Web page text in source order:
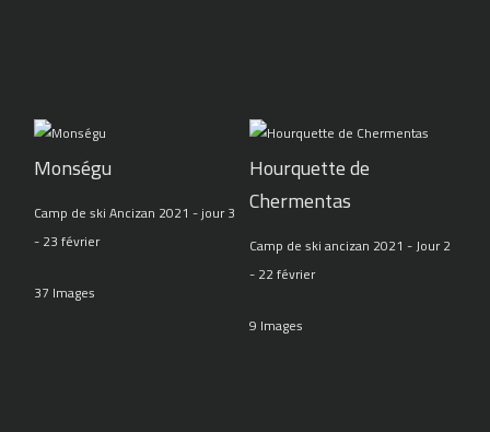
Monségu
Camp de ski Ancizan 2021 - jour 3
- 23 février
37 Images
Hourquette de
Chermentas
Camp de ski ancizan 2021 - Jour 2
- 22 février
9 Images